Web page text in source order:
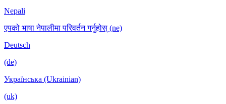
Nepali
एपको भाषा नेपालीमा परिवर्तन गर्नुहोस् (ne)
Deutsch
(de)
Українська (Ukrainian)
(uk)